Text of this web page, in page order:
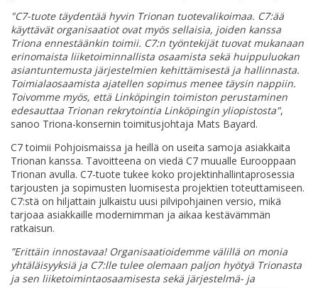
"C7-tuote täydentää hyvin Trionan tuotevalikoimaa. C7:ää
käyttävät organisaatiot ovat myös sellaisia, joiden kanssa
Triona ennestäänkin toimii. C7:n työntekijät tuovat mukanaan
erinomaista liiketoiminnallista osaamista sekä huippuluokan
asiantuntemusta järjestelmien kehittämisestä ja hallinnasta.
Toimialaosaamista ajatellen sopimus menee täysin nappiin.
Toivomme myös, että Linköpingin toimiston perustaminen
edesauttaa Trionan rekrytointia Linköpingin yliopistosta",
sanoo Triona-konsernin toimitusjohtaja Mats Bayard.
C7 toimii Pohjoismaissa ja heillä on useita samoja asiakkaita
Trionan kanssa. Tavoitteena on viedä C7 muualle Eurooppaan
Trionan avulla. C7-tuote tukee koko projektinhallintaprosessia
tarjousten ja sopimusten luomisesta projektien toteuttamiseen.
C7:stä on hiljattain julkaistu uusi pilvipohjainen versio, mikä
tarjoaa asiakkaille modernimman ja aikaa kestävämmän
ratkaisun.
”Erittäin innostavaa! Organisaatioidemme välillä on monia
yhtäläisyyksiä ja C7:lle tulee olemaan paljon hyötyä Trionasta
ja sen liiketoimintaosaamisesta sekä järjestelmä- ja